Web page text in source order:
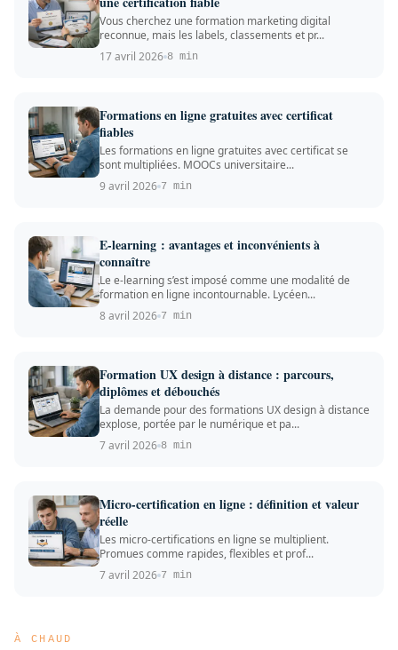
Vous cherchez une formation marketing digital
reconnue, mais les labels, classements et pr...
17 avril 2026 8 min
Formations en ligne gratuites avec certificat
fiables
Les formations en ligne gratuites avec certificat se
sont multipliées. MOOCs universitaire...
9 avril 2026 7 min
E-learning : avantages et inconvénients à
connaître
Le e-learning s’est imposé comme une modalité de
formation en ligne incontournable. Lycéen...
8 avril 2026 7 min
Formation UX design à distance : parcours,
diplômes et débouchés
La demande pour des formations UX design à distance
explose, portée par le numérique et pa...
7 avril 2026 8 min
Micro-certification en ligne : définition et valeur
réelle
Les micro-certifications en ligne se multiplient.
Promues comme rapides, flexibles et prof...
7 avril 2026 7 min
À CHAUD